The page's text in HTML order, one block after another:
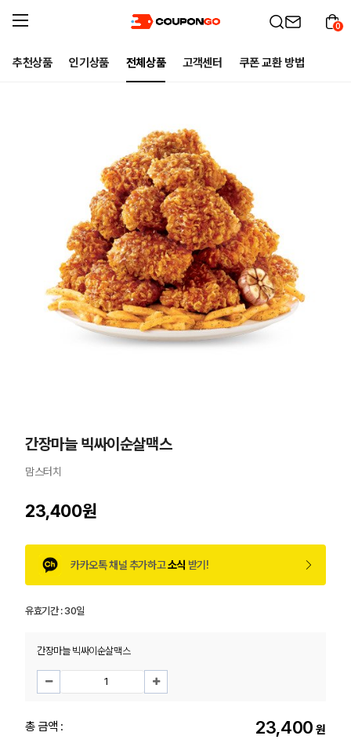
추천상품 인기상품 전체상품 고객센터 쿠폰 교환 방법
0
간장마늘 빅싸이순살맥스
맘스터치
23,400원
카카오톡 채널 추가하고소식 받기!
유효기간 :30일
간장마늘 빅싸이순살맥스
총 금액 : 23,400 원